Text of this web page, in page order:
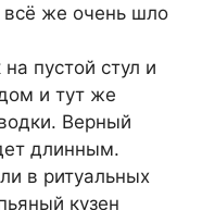
всё же очень шло
пустой стул и
и тут же
Верный
длинным.
в ритуальных
кузен